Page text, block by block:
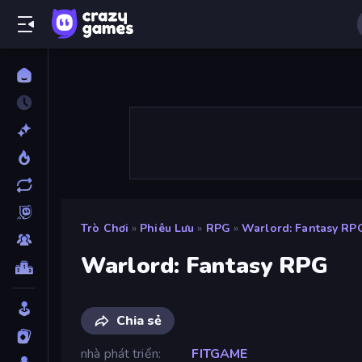
Trò Chơi » Phiêu Lưu » RPG » Warlord: Fantasy
Warlord: Fantasy RPG
Chia sẻ
nhà phát triển
FITGAME